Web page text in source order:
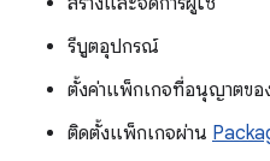
รีบูตอุปกรณ์
ตั้งค่าแพ็กเกจที่อนุญาตขอ
ติดตั้งแพ็กเกจผ่าน